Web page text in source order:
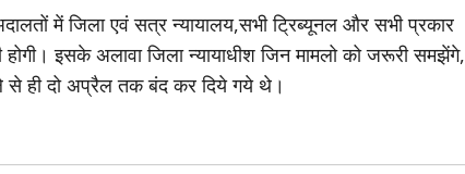
में जिला एवं सत्र न्यायालय,सभी ट्रिब्यूनल और सभी प्रकार
इसके अलावा जिला न्यायाधीश जिन मामलो को जरूरी समझेंगे,
से ही दो अप्रैल तक बंद कर दिये गये थे।